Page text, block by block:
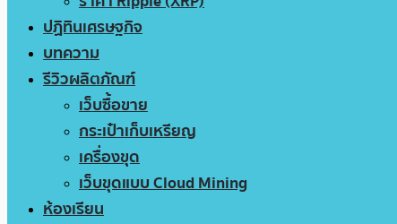
ปฏิทินเศรษฐกิจ
บทความ
รีวิวผลิตภัณฑ์
เว็บซื้อขาย
กระเป๋าเก็บเหรียญ
เครื่องขุด
เว็บขุดแบบ Cloud Mining
ห้องเรียน